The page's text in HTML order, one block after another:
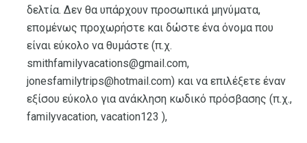
δελτία. Δεν θα υπάρχουν προσωπικά μηνύματα,
επομένως προχωρήστε και δώστε ένα όνομα που
είναι εύκολο να θυμάστε (π.χ.
smithfamilyvacations@gmail.com,
jonesfamilytrips@hotmail.com) και να επιλέξετε έναν
εξίσου εύκολο για ανάκληση κωδικό πρόσβασης (π.χ.,
familyvacation, vacation123 ),